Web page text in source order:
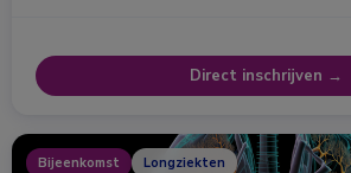
Direct inschrijven →
Bijeenkomst Longziekten